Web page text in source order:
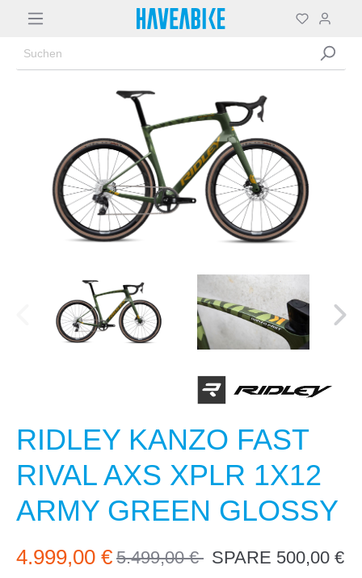
RIDLEY KANZO FAST
RIVAL AXS XPLR 1X12
ARMY GREEN GLOSSY
4.999,00 € 5.499,00 € SPARE 500,00 €